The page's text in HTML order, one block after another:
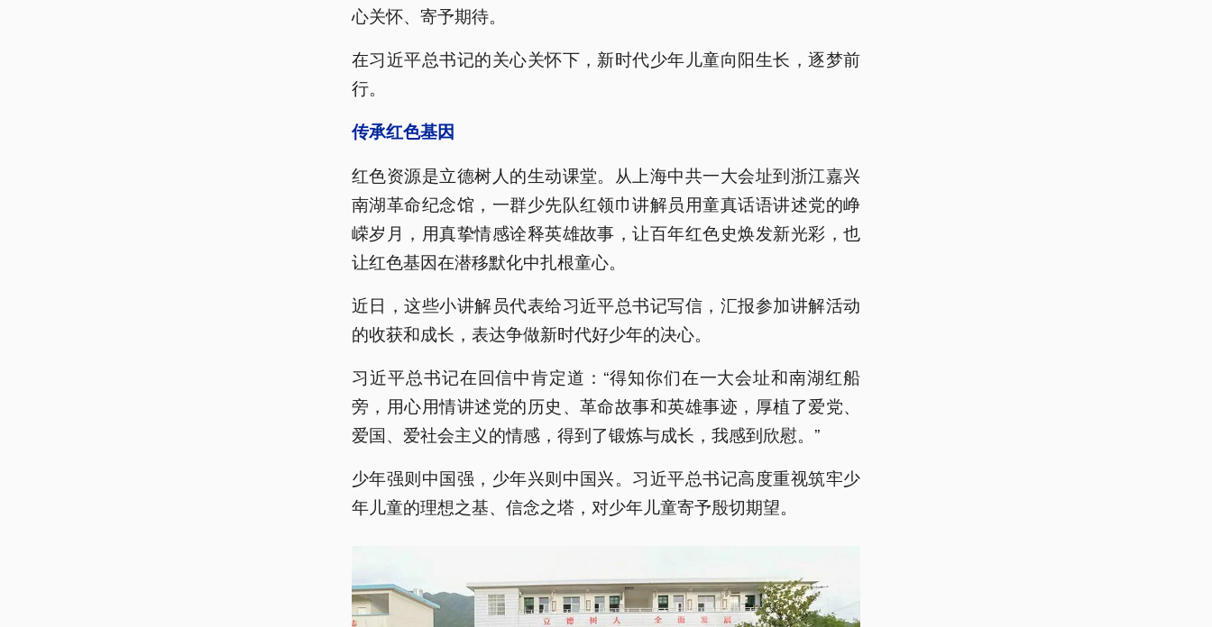
心关怀、寄予期待。
在习近平总书记的关心关怀下，新时代少年儿童向阳生长，逐梦前
行。
传承红色基因
红色资源是立德树人的生动课堂。从上海中共一大会址到浙江嘉兴
南湖革命纪念馆，一群少先队红领巾讲解员用童真话语讲述党的峥
嵘岁月，用真挚情感诠释英雄故事，让百年红色史焕发新光彩，也
让红色基因在潜移默化中扎根童心。
近日，这些小讲解员代表给习近平总书记写信，汇报参加讲解活动
的收获和成长，表达争做新时代好少年的决心。
习近平总书记在回信中肯定道：“得知你们在一大会址和南湖红船
旁，用心用情讲述党的历史、革命故事和英雄事迹，厚植了爱党、
爱国、爱社会主义的情感，得到了锻炼与成长，我感到欣慰。”
少年强则中国强，少年兴则中国兴。习近平总书记高度重视筑牢少
年儿童的理想之基、信念之塔，对少年儿童寄予殷切期望。